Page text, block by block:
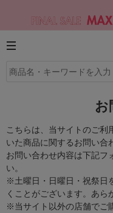
お
こちらは、当サイトのご
いた商品に関するお問い合
お問い合わせ内容は下記フ
い。
※土曜日・日曜日・祝祭日
くことがございます。あら
※当サイト以外の店舗でご